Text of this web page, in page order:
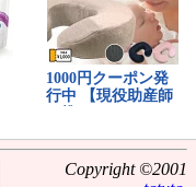
Copyright ©2001